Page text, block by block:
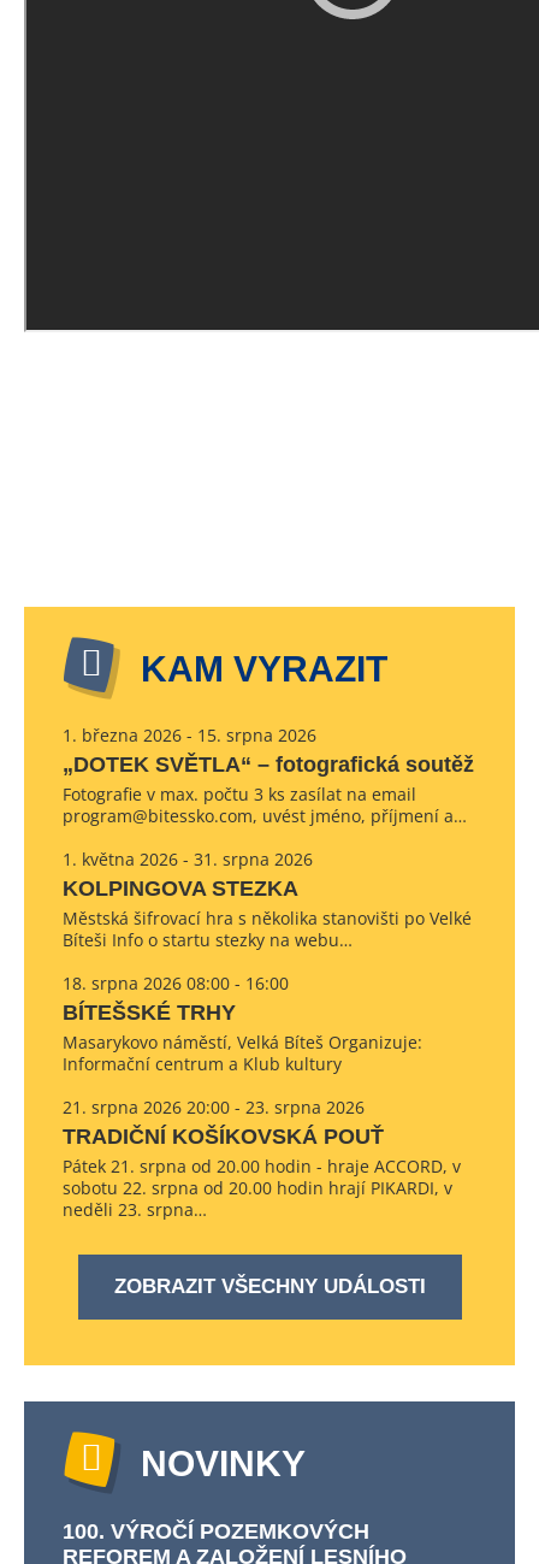
KAM VYRAZIT
1. března 2026 - 15. srpna 2026
„DOTEK SVĚTLA“ – fotografická soutěž
Fotografie v max. počtu 3 ks zasílat na email
program@bitessko.com, uvést jméno, příjmení a…
1. května 2026 - 31. srpna 2026
KOLPINGOVA STEZKA
Městská šifrovací hra s několika stanovišti po Velké
Bíteši Info o startu stezky na webu…
18. srpna 2026 08:00 - 16:00
BÍTEŠSKÉ TRHY
Masarykovo náměstí, Velká Bíteš Organizuje:
Informační centrum a Klub kultury
21. srpna 2026 20:00 - 23. srpna 2026
TRADIČNÍ KOŠÍKOVSKÁ POUŤ
Pátek 21. srpna od 20.00 hodin - hraje ACCORD, v
sobotu 22. srpna od 20.00 hodin hrají PIKARDI, v
neděli 23. srpna…
ZOBRAZIT VŠECHNY UDÁLOSTI
NOVINKY
100. VÝROČÍ POZEMKOVÝCH
REFOREM A ZALOŽENÍ LESNÍHO